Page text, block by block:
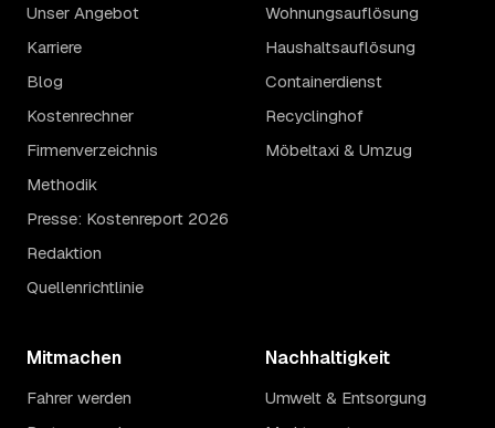
Unser Angebot
Karriere
Blog
Kostenrechner
Firmenverzeichnis
Methodik
Presse: Kostenreport 2026
Redaktion
Quellenrichtlinie
Wohnungsauflösung
Haushaltsauflösung
Containerdienst
Recyclinghof
Möbeltaxi & Umzug
Mitmachen
Fahrer werden
Nachhaltigkeit
Umwelt & Entsorgung